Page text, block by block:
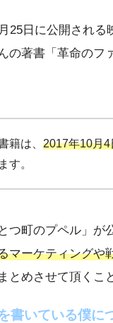
25日に公開され
の著書「革命のフ
籍は、 2017年10月
す。
つ町のプペル」が
マーケティングや
とめさせて頂くこ
書いている僕に